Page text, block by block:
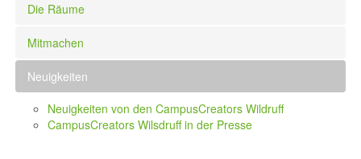
Die Räume
Mitmachen
Neuigkeiten
Neuigkeiten von den CampusCreators Wildruff
CampusCreators Wilsdruff in der Presse